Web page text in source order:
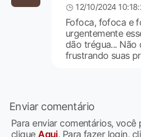
12/10/2024
Fofoca, fofoca e
urgentemente
dão trégua... Não
frustrando suas
Enviar comentário
Para enviar comentários,
cliqueAqui. Para fazer login,